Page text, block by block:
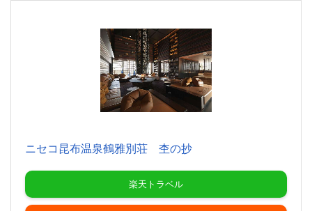
ニセコ昆布温泉鶴雅別荘 杢の抄
楽天トラベル